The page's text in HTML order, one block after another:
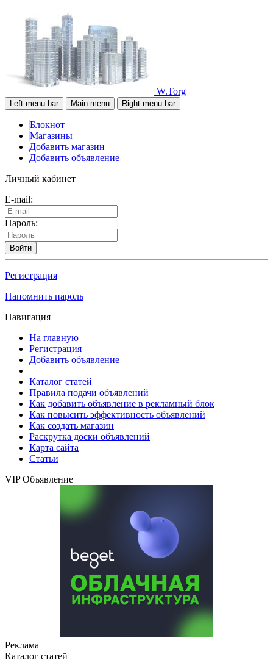
W.Torg
Left menu bar Main menu Right menu bar
Блокнот
Магазины
Добавить магазин
Добавить объявление
Личный кабинет
E-mail:
Пароль:
Войти
Регистрация
Напомнить пароль
Навигация
На главную
Регистрация
Добавить объявление
Каталог статей
Правила подачи объявлений
Как добавить объявление в рекламный блок
Как повысить эффективность объявлений
Как создать магазин
Раскрутка доски объявлений
Карта сайта
Статьи
VIP Объявление
Реклама
Каталог статей